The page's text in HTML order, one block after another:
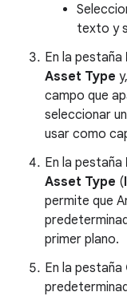
texto y
En la pestaña
Asset Type
campo que
seleccionar
usar como
En la pestaña
Asset Type (
permite que
primer plano.
En la pestaña